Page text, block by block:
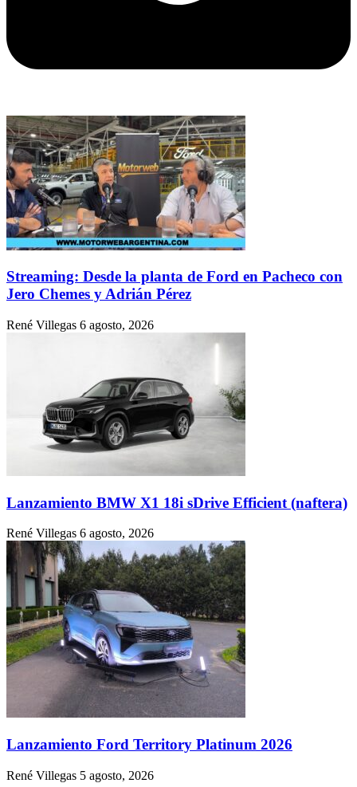
Streaming: Desde la planta de Ford en Pacheco con
Jero Chemes y Adrián Pérez
René Villegas 6 agosto, 2026
Lanzamiento BMW X1 18i sDrive Efficient (naftera)
René Villegas 6 agosto, 2026
Lanzamiento Ford Territory Platinum 2026
René Villegas 5 agosto, 2026